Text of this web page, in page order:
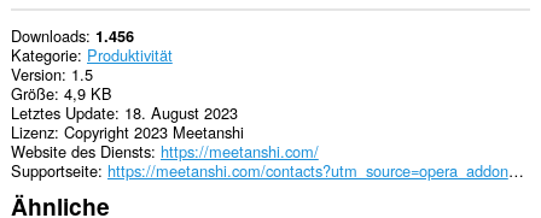
Downloads 1.456
Kategorie Produktivität
Version 1.5
Größe 4,9 KB
Letztes Update 18. August 2023
Lizenz Copyright 2023 Meetanshi
Website des Diensts https://meetanshi.com/
Supportseite
https://meetanshi.com/contacts?utm_source=opera_addon&utm_medium=addon&utm_campaign=bulkurlopener
Ähnliche